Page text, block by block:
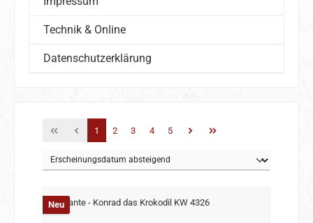
Technik & Online
Datenschutzerklärung
Seite
1 Seite
2 Seite
3 Seite
4 Seite
5
Neu